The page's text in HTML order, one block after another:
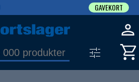
GAVEKORT